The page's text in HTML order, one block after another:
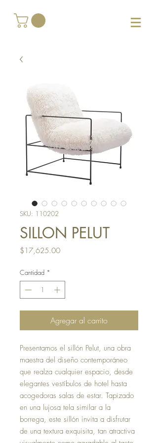
SKU: 110202
SILLON PELUT
$17,625.00Precio
Cantidad *
Agregar al carrito
Presentamos el sillón Pelut, una obra
maestra del diseño contemporáneo
que realza cualquier espacio, desde
elegantes vestíbulos de hotel hasta
acogedoras salas de estar. Tapizado
en una lujosa tela similar a la
borrega, este sillón invita a disfrutar
de una textura exquisita, tan atractiva